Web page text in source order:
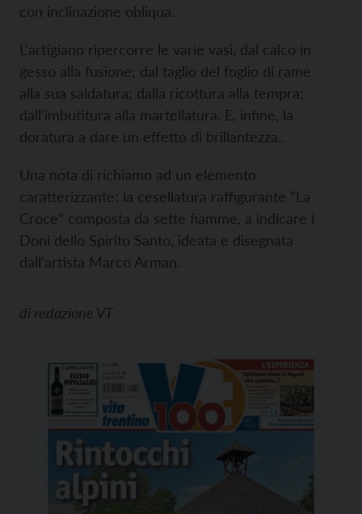
con inclinazione obliqua.
L'artigiano ripercorre le varie vasi, dal calco in
gesso alla fusione; dal taglio del foglio di rame
alla sua saldatura; dalla ricottura alla tempra;
dall’imbutitura alla martellatura. E, infine, la
doratura a dare un effetto di brillantezza..
Una nota di richiamo ad un elemento
caratterizzante: la cesellatura raffigurante “La
Croce” composta da sette fiamme, a indicare i
Doni dello Spirito Santo, ideata e disegnata
dall'artista Marco Arman.
di redazione VT